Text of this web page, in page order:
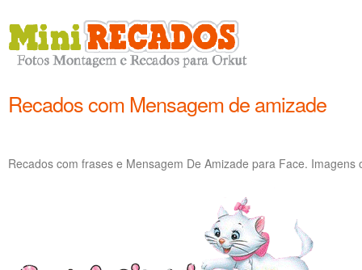
Recados com Mensagem de amizade
Recados com frases e Mensagem De Amizade para Face.